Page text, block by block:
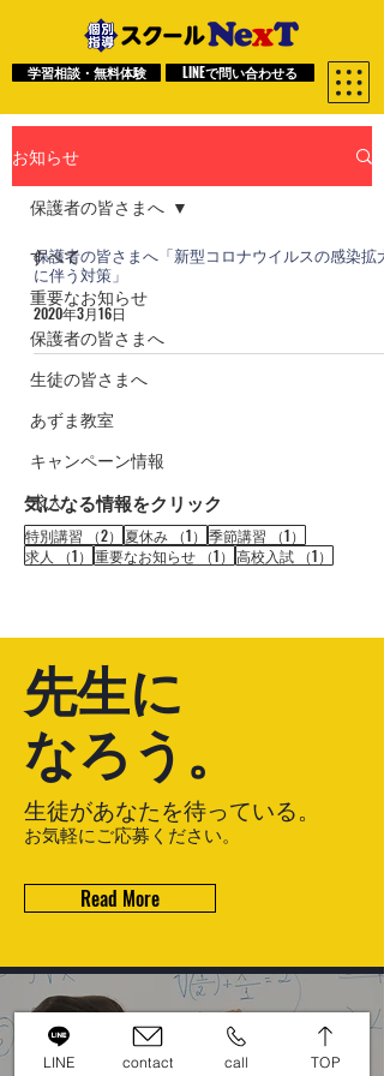
学習相談・無料体験 LINEで問い合わせる
お知らせ
すべて
重要なお知らせ
保護者の皆さまへ
生徒の皆さまへ
あずま教室
キャンペーン情報
求人
保護者の皆さまへ
保護者の皆さまへ「新型コロナウイルスの感染拡大
に伴う対策」
2020年3月16日
気になる情報をクリック
特別講習 （2） 2件の記事
夏休み （1） 1件の記事
季節講習 （1）
求人
（1） 1件の記事
重要なお知らせ （1） 1件の記事
高校入試 （1）
先生に
なろう。
生徒があなたを待っている。
​お気軽にご応募ください。
Read More
LINE contact call TOP